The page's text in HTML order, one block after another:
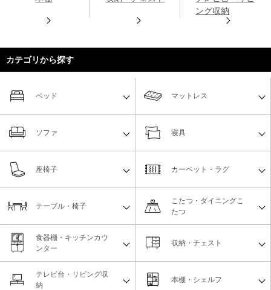
ング収納
カテゴリから探す
ベッド マットレス
ソファ 寝具
座椅子 カーペット・ラグ
テーブル・椅子
こたつ・ダイニングこ
たつ
食器棚・キッチンカウ
ンター
収納・チェスト
テレビ台・リビング収
納
本棚・シェルフ